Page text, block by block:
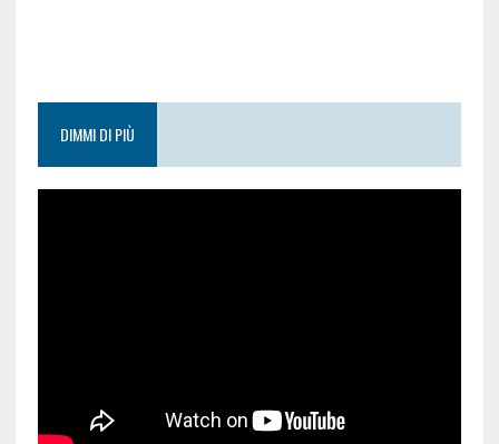
DIMMI DI PIÙ